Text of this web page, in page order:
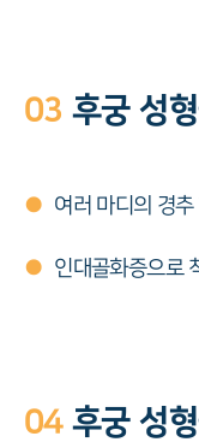
03 후궁 성
● 여러 마디의 경
● 인대골화증으로
04후궁 성